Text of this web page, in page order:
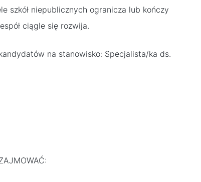
szkół niepublicznych ogranicza lub kończy
ciągle się rozwija.
na stanowisko: Specjalista/ka ds.